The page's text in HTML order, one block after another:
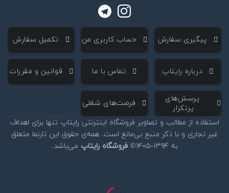
‌ پیگیری سفارش ‌ حساب کاربری من ‌ تکمیل سفارش
‌ درباره رایتاپ ‌ تماس با ما ‌ قوانین و مقررات
‌ پرسش‌های
پرتکرار
‌ فرصت‌های شغلی
استفاده از مطالب و تصاویر فروشگاه اینترنتی رایتاپ تنها برای اهداف
غیر تجاری و با ذکر منبع بی‌مانع است. همه‌ی حقوق این تارنما متعلق
به ۱۳۹۴-۱۴۰۵©
فروشگاه رایتاپ می‌باشد.